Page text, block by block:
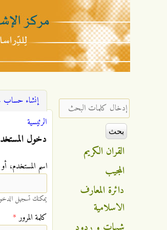
الإشعاع
الإسلامي
إنشاء حساب
أنت هنا
الرئيسية
دخول
‏اسم المستخدم، أو
يمكنك تسجيل
‏كلمة المرور ‏*
‏إدخال كلمات البحث ‏
القران الكريم
المجيب
دائرة المعارف
الاسلامية